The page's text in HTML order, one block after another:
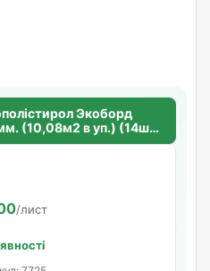
Экоборд
(10,08м2 в уп.) (14шт/
/лист